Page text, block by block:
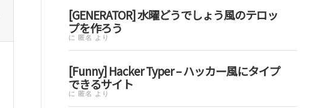
[GENERATOR] 水曜どうでしょう風のテロッ
プを作ろう
に 匿名 より
[Funny] Hacker Typer – ハッカー風にタイプ
できるサイト
に 匿名 より